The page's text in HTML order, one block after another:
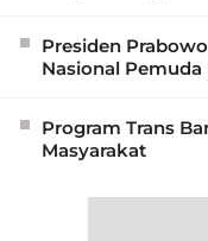
Presiden
Nasional
Program Trans
Masyarakat